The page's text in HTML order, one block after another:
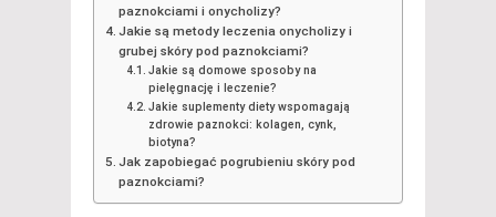
paznokciami i onycholizy?
Jakie są metody leczenia onycholizy i
grubej skóry pod paznokciami?
Jakie są domowe sposoby na
pielęgnację i leczenie?
Jakie suplementy diety wspomagają
zdrowie paznokci: kolagen, cynk,
biotyna?
Jak zapobiegać pogrubieniu skóry pod
paznokciami?